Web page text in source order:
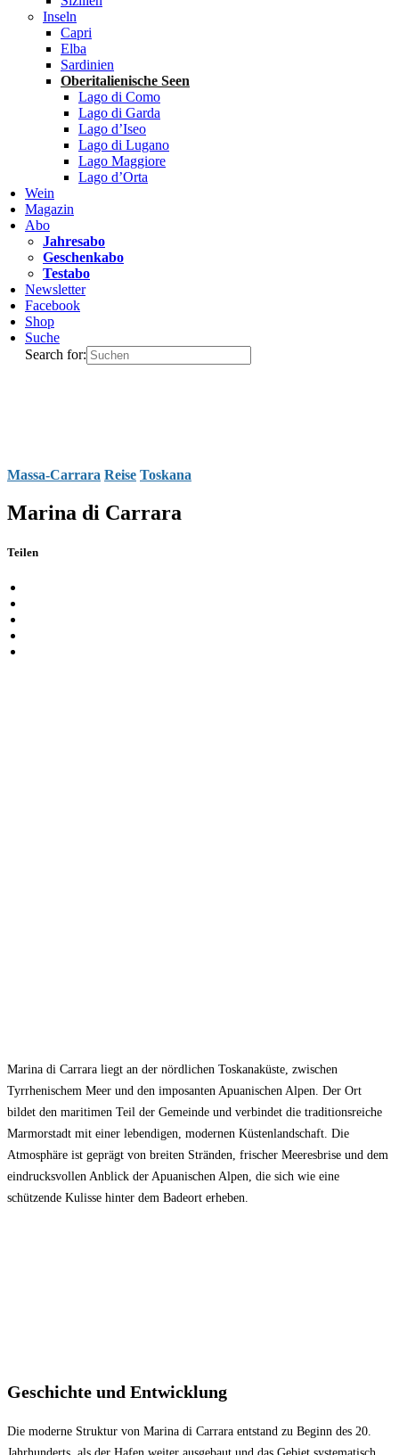
Inseln
Capri
Elba
Sardinien
Oberitalienische Seen
Lago di Como
Lago di Garda
Lago d’Iseo
Lago di Lugano
Lago Maggiore
Lago d’Orta
Wein
Magazin
Abo
Jahresabo
Geschenkabo
Testabo
Newsletter
Facebook
Shop
Suche
Search for:
Massa-Carrara Reise Toskana
Marina di Carrara
Teilen
Marina di Carrara liegt an der nördlichen Toskanaküste, zwischen
Tyrrhenischem Meer und den imposanten Apuanischen Alpen. Der Ort
bildet den maritimen Teil der Gemeinde und verbindet die traditionsreiche
Marmorstadt mit einer lebendigen, modernen Küstenlandschaft. Die
Atmosphäre ist geprägt von breiten Stränden, frischer Meeresbrise und dem
eindrucksvollen Anblick der Apuanischen Alpen, die sich wie eine
schützende Kulisse hinter dem Badeort erheben.
Geschichte und Entwicklung
Die moderne Struktur von Marina di Carrara entstand zu Beginn des 20.